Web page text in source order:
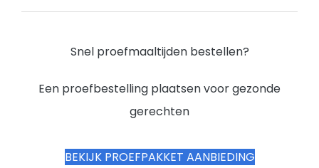
Snel proefmaaltijden bestellen?
Een proefbestelling plaatsen voor gezonde
gerechten
BEKIJK PROEFPAKKET AANBIEDING